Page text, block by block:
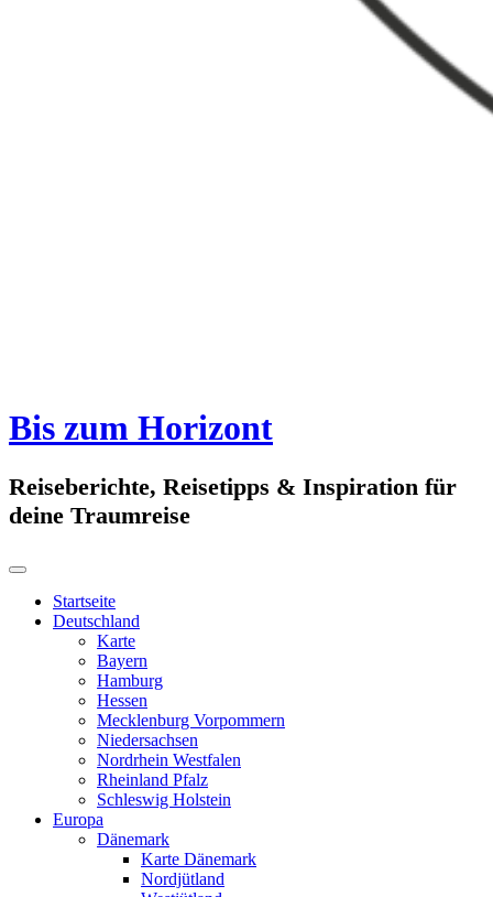
Bis zum Horizont
Reiseberichte, Reisetipps & Inspiration für
deine Traumreise
Startseite
Deutschland
Karte
Bayern
Hamburg
Hessen
Mecklenburg Vorpommern
Niedersachsen
Nordrhein Westfalen
Rheinland Pfalz
Schleswig Holstein
Europa
Dänemark
Karte Dänemark
Nordjütland